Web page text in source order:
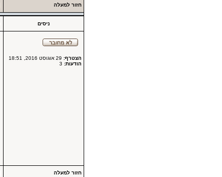
חזור למעלה
ניסים
הצטרף:
הודעות:
חזור למעלה